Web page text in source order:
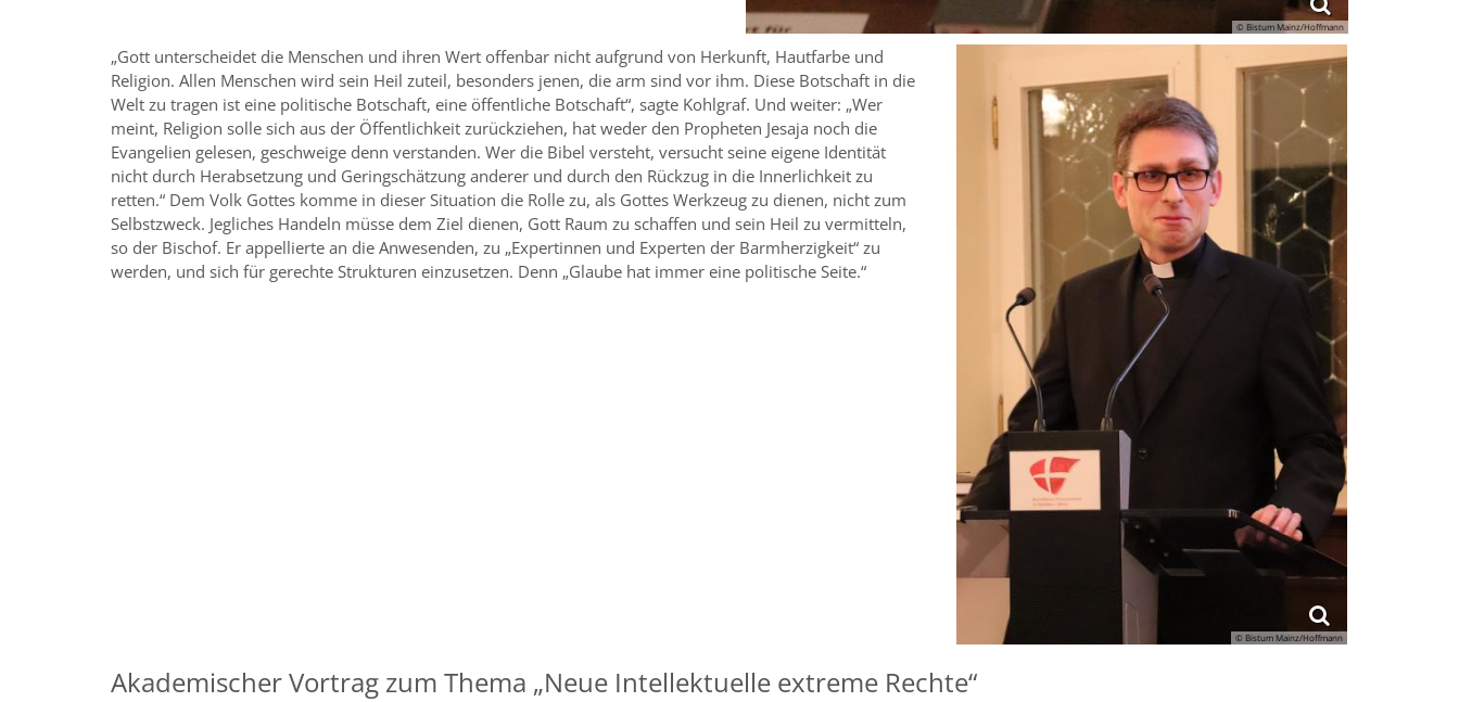
© Bistum Mainz/Hoffmann
© Bistum Mainz/Hoffmann
„Gott unterscheidet die Menschen und ihren Wert offenbar nicht aufgrund von Herkunft, Hautfarbe und
Religion. Allen Menschen wird sein Heil zuteil, besonders jenen, die arm sind vor ihm. Diese Botschaft in die
Welt zu tragen ist eine politische Botschaft, eine öffentliche Botschaft“, sagte Kohlgraf. Und weiter: „Wer
meint, Religion solle sich aus der Öffentlichkeit zurückziehen, hat weder den Propheten Jesaja noch die
Evangelien gelesen, geschweige denn verstanden. Wer die Bibel versteht, versucht seine eigene Identität
nicht durch Herabsetzung und Geringschätzung anderer und durch den Rückzug in die Innerlichkeit zu
retten.“ Dem Volk Gottes komme in dieser Situation die Rolle zu, als Gottes Werkzeug zu dienen, nicht zum
Selbstzweck. Jegliches Handeln müsse dem Ziel dienen, Gott Raum zu schaffen und sein Heil zu vermitteln,
so der Bischof. Er appellierte an die Anwesenden, zu „Expertinnen und Experten der Barmherzigkeit“ zu
werden, und sich für gerechte Strukturen einzusetzen. Denn „Glaube hat immer eine politische Seite.“
Akademischer Vortrag zum Thema „Neue Intellektuelle extreme Rechte“